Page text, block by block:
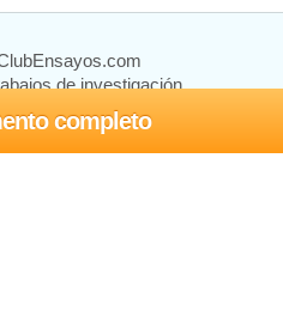
completo
de investigación